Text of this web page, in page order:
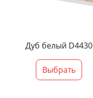
Дуб белый D4430
Выбрать